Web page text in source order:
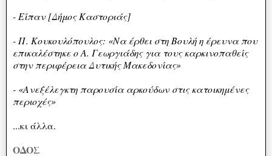
- Είπαν [Δήμος Καστοριάς]
- Π. Κουκουλόπουλος: «Να έρθει στη Βουλή η έρευνα που
επικαλέστηκε ο Α. Γεωργιάδης για τους καρκινοπαθείς
στην περιφέρεια Δυτικής Μακεδονίας»
- «Ανεξέλεγκτη παρουσία αρκούδων στις κατοικημένες
περιοχές»
...κι άλλα.
ΟΔΟΣ